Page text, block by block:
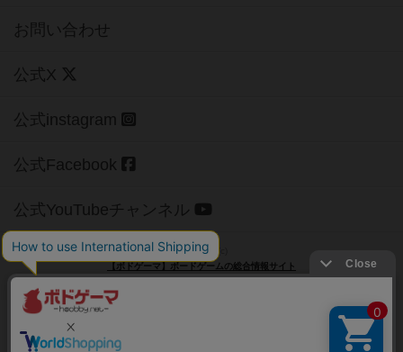
お問い合わせ
公式X
公式instagram
公式Facebook
公式YouTubeチャンネル
Copyright (c)
【ボドゲーマ】ボードゲームの総合情報サイト